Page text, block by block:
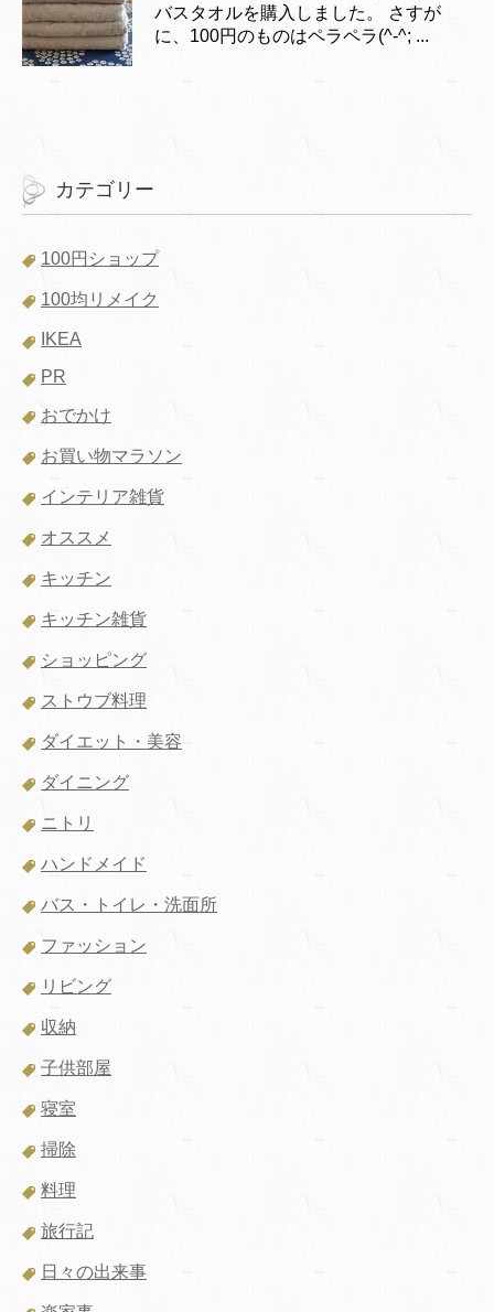
バスタオルを購入しました。 さすが
に、100円のものはペラペラ(^-^; ...
カテゴリー
100円ショップ
100均リメイク
IKEA
PR
おでかけ
お買い物マラソン
インテリア雑貨
オススメ
キッチン
キッチン雑貨
ショッピング
ストウブ料理
ダイエット・美容
ダイニング
ニトリ
ハンドメイド
バス・トイレ・洗面所
ファッション
リビング
収納
子供部屋
寝室
掃除
料理
旅行記
日々の出来事